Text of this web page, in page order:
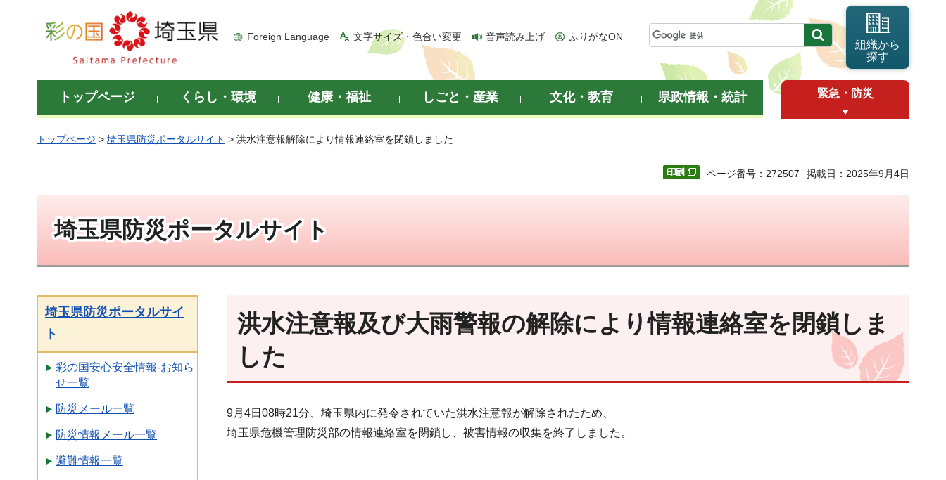
彩の国 埼玉県
Foreign Language 文字サイズ・色合い変更 音声読み上げ ふりがなON
組織から
探す
トップページ くらし・環境 健康・福祉 しごと・産業 文化・教育 県政情報・統計 緊急・防災
トップページ > 埼玉県防災ポータルサイト > 洪水注意報解除により情報連絡室を閉鎖しました
ページ番号：272507 掲載日：2025年9月4日
埼玉県防災ポータルサイト
埼玉県防災ポータルサイ
ト
彩の国安心安全情報-お知ら
せ一覧
防災メール一覧
防災情報メール一覧
避難情報一覧
洪水注意報及び大雨警報の解除により情報連絡室を閉鎖しま
した
9月4日08時21分、埼玉県内に発令されていた洪水注意報が解除されたため、
埼玉県危機管理防災部の情報連絡室を閉鎖し、被害情報の収集を終了しました。